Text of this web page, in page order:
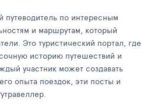
по интересным
и маршрутам, который
Это туристический портал, где
историю путешествий и
участник может создавать
опыта поездок, эти посты и